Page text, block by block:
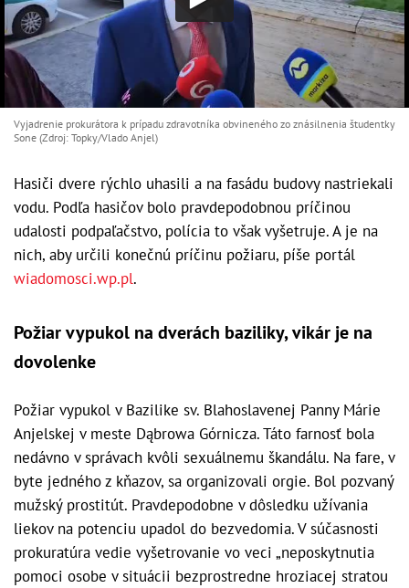
Vyjadrenie prokurátora k prípadu zdravotníka obvineného zo znásilnenia študentky
Sone (Zdroj: Topky/Vlado Anjel)
Hasiči dvere rýchlo uhasili a na fasádu budovy nastriekali
vodu. Podľa hasičov bolo pravdepodobnou príčinou
udalosti podpaľačstvo, polícia to však vyšetruje. A je na
nich, aby určili konečnú príčinu požiaru, píše portál
wiadomosci.wp.pl.
Požiar vypukol na dverách baziliky, vikár je na
dovolenke
Požiar vypukol v Bazilike sv. Blahoslavenej Panny Márie
Anjelskej v meste Dąbrowa Górnicza. Táto farnosť bola
nedávno v správach kvôli sexuálnemu škandálu. Na fare, v
byte jedného z kňazov, sa organizovali orgie. Bol pozvaný
mužský prostitút. Pravdepodobne v dôsledku užívania
liekov na potenciu upadol do bezvedomia. V súčasnosti
prokuratúra vedie vyšetrovanie vo veci „neposkytnutia
pomoci osobe v situácii bezprostredne hroziacej stratou